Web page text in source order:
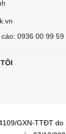
0936 00 99 59
GXN-TTĐT